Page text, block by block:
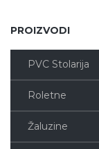
PROIZVODI
PVC Stolarija
Roletne
Žaluzine